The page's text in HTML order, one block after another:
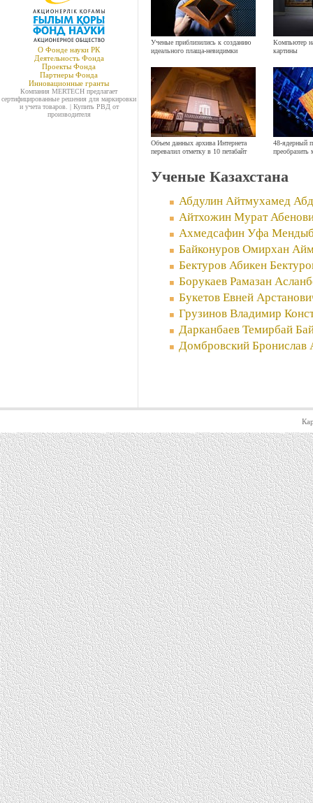
О Фонде науки РК
Деятельность Фонда
Проекты Фонда
Партнеры Фонда
Инновационные гранты
Компания MERTECH предлагает
сертифицированные решения для маркировки
и учета товаров. | Купить РВДот
производителя
Ученые приблизились к созданию
идеального плаща-невидимки
Компьютер
картины
Объем данных архива Интернета
перевалил отметку в 10 петабайт
48-ядерный
преобразить
Ученые Казахстана
Абдулин Айтмухамед
Айтхожин Мурат
Ахмедсафин Уфа
Байконуров Омирхан
Бектуров Абикен
Борукаев Рамазан
Букетов Евней
Грузинов Владимир
Дарканбаев Темирбай
Домбровский Бронислав